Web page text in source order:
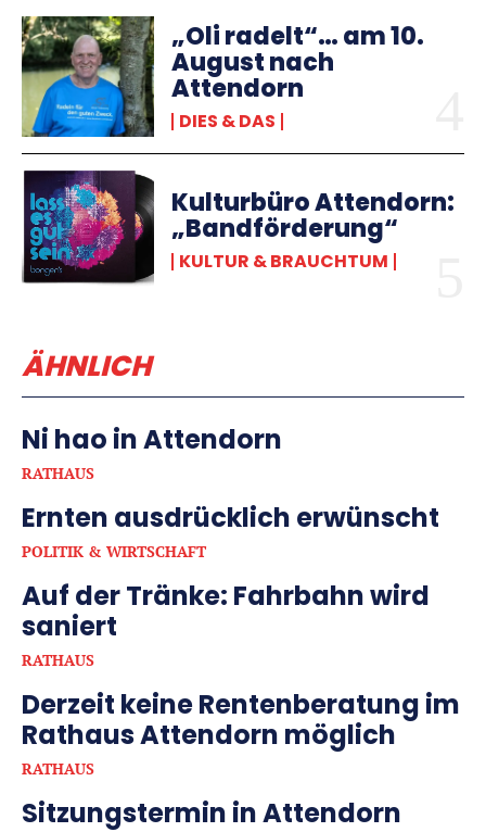
„Oli radelt“… am 10.
August nach
Attendorn
DIES & DAS
Kulturbüro Attendorn:
„Bandförderung“
KULTUR & BRAUCHTUM
ÄHNLICH
Ni hao in Attendorn
RATHAUS
Ernten ausdrücklich erwünscht
POLITIK & WIRTSCHAFT
Auf der Tränke: Fahrbahn wird
saniert
RATHAUS
Derzeit keine Rentenberatung im
Rathaus Attendorn möglich
RATHAUS
Sitzungstermin in Attendorn